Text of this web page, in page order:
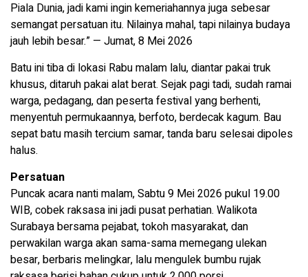
Piala Dunia, jadi kami ingin kemeriahannya juga sebesar
semangat persatuan itu. Nilainya mahal, tapi nilainya budaya
jauh lebih besar.” — Jumat, 8 Mei 2026
Batu ini tiba di lokasi Rabu malam lalu, diantar pakai truk
khusus, ditaruh pakai alat berat. Sejak pagi tadi, sudah ramai
warga, pedagang, dan peserta festival yang berhenti,
menyentuh permukaannya, berfoto, berdecak kagum. Bau
sepat batu masih tercium samar, tanda baru selesai dipoles
halus.
Persatuan
Puncak acara nanti malam, Sabtu 9 Mei 2026 pukul 19.00
WIB, cobek raksasa ini jadi pusat perhatian. Walikota
Surabaya bersama pejabat, tokoh masyarakat, dan
perwakilan warga akan sama-sama memegang ulekan
besar, berbaris melingkar, lalu mengulek bumbu rujak